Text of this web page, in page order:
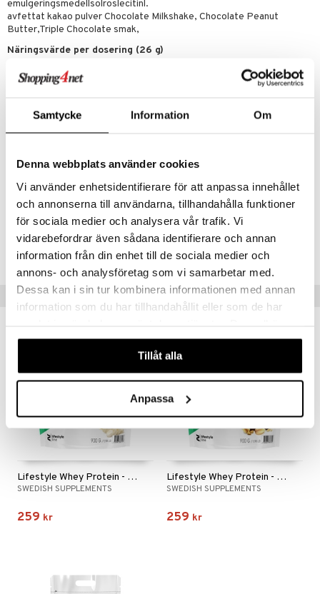
Samtycke Information Om
Denna webbplats använder cookies
Vi använder enhetsidentifierare för att anpassa innehållet
och annonserna till användarna, tillhandahålla funktioner
för sociala medier och analysera vår trafik. Vi
vidarebefordrar även sådana identifierare och annan
information från din enhet till de sociala medier och
annons- och analysföretag som vi samarbetar med.
Dessa kan i sin tur kombinera informationen med annan
information som du har tillhandahållit eller som de har
våra cookies vid fortsatt användande av vår webbplats.
Tillåt alla
Anpassa
emulgeringsmedellsolroslecitinl.
avfettat kakao pulver Chocolate Milkshake, Chocolate Peanut
Butter,Triple Chocolate smak,
Näringsvärde per dosering (26 g)
Fett
Kolhydrater
-varav sockerarter
Fiber
0,9g
salt
0,09g
Artikelnr
FFUJA-U7-900
Lägsta pris senaste 30 dagarna: 196 kr
Tips till dig
Lifestyle Whey Protein - Banana Split
SWEDISH SUPPLEMENTS
259 kr
Lifestyle Whey Protein - Chocolate Peanutbutter
SWEDISH SUPPLEMENTS
259 kr